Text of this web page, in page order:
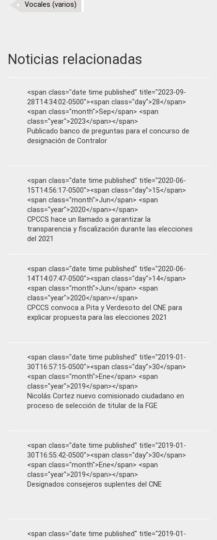
Vocales (varios)
Noticias relacionadas
<span class="date time published" title="2023-09-
28T14:34:02-0500"><span class="day">28</span>
<span class="month">Sep</span> <span
class="year">2023</span></span>
Publicado banco de preguntas para el concurso de
designación de Contralor
<span class="date time published" title="2020-06-
15T14:56:17-0500"><span class="day">15</span>
<span class="month">Jun</span> <span
class="year">2020</span></span>
CPCCS hace un llamado a garantizar la
transparencia y fiscalización durante las elecciones
del 2021
<span class="date time published" title="2020-06-
14T14:07:47-0500"><span class="day">14</span>
<span class="month">Jun</span> <span
class="year">2020</span></span>
CPCCS convoca a Pita y Verdesoto del CNE para
explicar propuesta para las elecciones 2021
<span class="date time published" title="2019-01-
30T16:57:15-0500"><span class="day">30</span>
<span class="month">Ene</span> <span
class="year">2019</span></span>
Nicolás Cortez nuevo comisionado ciudadano en
proceso de selección de titular de la FGE
<span class="date time published" title="2019-01-
30T16:55:42-0500"><span class="day">30</span>
<span class="month">Ene</span> <span
class="year">2019</span></span>
Designados consejeros suplentes del CNE
<span class="date time published" title="2019-01-